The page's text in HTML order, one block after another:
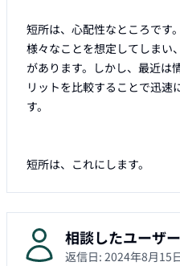
短所は、心配性なところです。
様々なことを想定してしまい
があります。しかし、最近は
リットを比較することで迅速
す。
短所は、これにします。
相談したユーザー
返信日: 2024年8月15